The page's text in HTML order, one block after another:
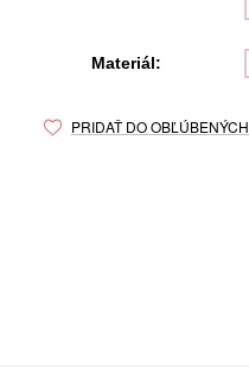
Materiál:
PRIDAŤ DO OBĽÚBENÝCH